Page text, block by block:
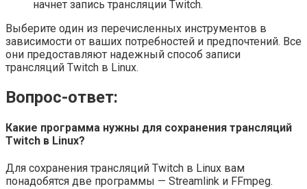
начнет запись трансляции Twitch.
Выберите один из перечисленных инструментов в
зависимости от ваших потребностей и предпочтений. Все
они предоставляют надежный способ записи
трансляций Twitch в Linux.
Вопрос-ответ:
Какие программа нужны для сохранения трансляций
Twitch в Linux?
Для сохранения трансляций Twitch в Linux вам
понадобятся две программы — Streamlink и FFmpeg.